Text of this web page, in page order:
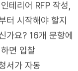
테리어 RFP 작성,
터 시작해야 할지
가요? 16개 문항에
면 입찰
서가 자동